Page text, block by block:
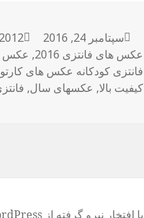
ارسال
شده
در
سپتامبر 24, 2016
عکس های فانتزی 2016
, عکس
فانتزی کودکانه عکس های
کیفیت بالا, عکسهای سال,
با افتخار نیرو گرفته از WordPress